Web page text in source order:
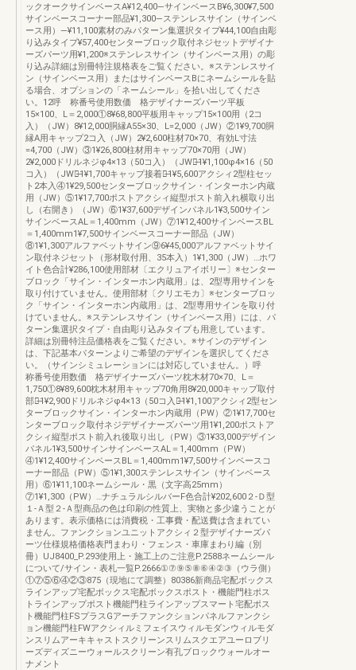
ックオークサインベースA¥12,400―サインベースB¥6,300¥7,500
サインベースコーナー部品¥1,300―ステンレスサイン（サインベ
ース用）―¥11,100素材のみパターン集選択タイプ¥44,100自由彫
り込みタイプ¥57,400センターブロック取付ネジセットデザイナ
ーズパーツ用¥1,200※ステンレスサイン（サインベース用）の彫
り込み詳細は別冊特注規格表をご覧ください。※ステンレスサイ
ン（サインベース用）またはサインベースBにネームシールを貼
る場合、オプションの「ネームシール」を拾い出してくださ
い。12呼 称番号使用数価 格デザイナーズパーツ平板
15×100、L＝2,000①8¥68,800平板用キャップ15×100用（2コ
入）（JW）8¥12,000胴縁A55×30、L=2,000（JW）②1¥9,700胴
縁A用キャップ2コ入（JW）2¥2,600柱材70×70、有効L寸法
=4,700（JW）③1¥26,800柱材用キャップ70×70用（JW）
2¥2,000ドリルネジφ4×13（50コ入）（JW）̶1¥1,100φ4×16（50
コ入）（JW）̶1¥1,700キャップ接着剤̶1¥5,600アクシィ2型柱セッ
ト2本入④1¥29,500センターブロックサイン・インターホン内蔵
用（JW）⑤1¥17,700ポストアクシィ縦型ポスト前入れ横取り出
し（右開き）（JW）⑥1¥37,600デザインパネル1¥3,500サイン
サインベースAL＝1,400mm（JW）⑦1¥12,400サインベースBL
＝1,400mm1¥7,500サインベースコーナー部品（JW）
⑧1¥1,300アルファベットサイン⑨6¥45,000アルファベットサイ
ン取付ネジセット（形材取付用、35本入）1¥1,300（JW）…ホワ
イト色合計¥286,100使用部材〔エクリュアイボリー〕※センター
ブロック「サイン・インターホン内蔵用」は、2型専用サインを
取り付けていません。使用部材〔クリエモカ〕※センターブロッ
ク「サイン・インターホン内蔵用」は、2型専用サインを取り付
けていません。※ステンレスサイン（サインベース用）には、パ
ターン集選択タイプ・自由彫り込みタイプも用意しています。
詳細は別冊特注品価格表をご覧ください。※サインのデザイン
は、下記基本パターンよりご希望のデザインを選択してくださ
い。（サインシミュレーションには対応していません。）呼
称番号使用数価 格デザイナーズパーツ枕木材70×70、L＝
1,750①8¥89,600枕木材用キャップ70角用8¥20,000キャップ取付
部品̶1¥2,900ドリルネジφ4×13（50コ入）̶1¥1,100アクシィ2型セン
ターブロックサイン・インターホン内蔵用（PW）②1¥17,700セ
ンターブロック取付ネジデザイナーズパーツ用1¥1,200ポストア
クシィ縦型ポスト前入れ後取り出し（PW）③1¥33,000デザイン
パネル1¥3,500サインサインベースAL＝1,400mm（PW）
④1¥12,400サインベースBL＝1,400mm1¥7,500サインベースコ
ーナー部品（PW）⑤1¥1,300ステンレスサイン（サインベース
用）⑥1¥11,100ネームシール・黒（文字高25mm）
⑦1¥1,300（PW）…ナチュラルシルバーF色合計¥202,600２-Ｄ型
１-Ａ型２-Ａ型商品の色は印刷の性質上、実物と多少違うことが
あります。表示価格には消費税・工事費・配送費は含まれてい
ません。ファンクションユニットアクシィ２型デザイナーズパ
ーツ仕様規格価格表門まわり・フェンス・車庫まわり編（別
冊）UJ8400_P.293使用上・施工上のご注意P.2588ネームシール
について/サイン・表札一覧P.2666①⑦⑨⑤⑧⑥④②③（ウラ側）
①⑦⑤⑥④②③875（現地にて調整）80386新商品宅配ボックス
ラインアップ宅配ボックス宅配ボックスポスト・機能門柱ポス
トラインアップポスト機能門柱ラインアップスマート宅配ポス
ト機能門柱FSプラスGアーチファンクションパネルファンクシ
ョン機能門柱FWアクシィルミフェイスウィルモダンウィルモダ
ンスリムアーキキャストスクリーンスリムスクエアユーロブリ
ーズディズニーウォールスクリーン有孔ブロックウォールオー
ナメント